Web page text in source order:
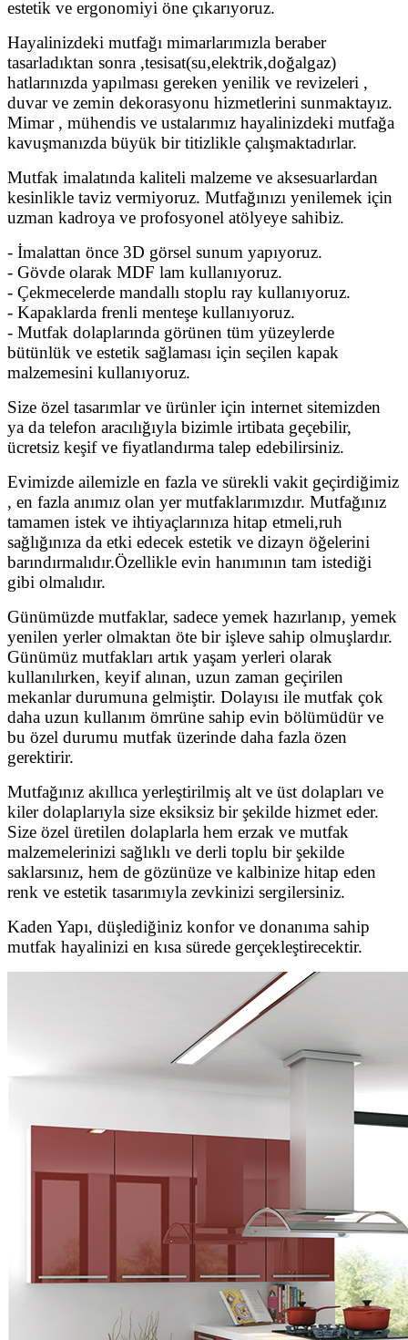
estetik ve ergonomiyi öne çıkarıyoruz.
Hayalinizdeki mutfağı mimarlarımızla beraber
tasarladıktan sonra ,tesisat(su,elektrik,doğalgaz)
hatlarınızda yapılması gereken yenilik ve revizeleri ,
duvar ve zemin dekorasyonu hizmetlerini sunmaktayız.
Mimar , mühendis ve ustalarımız hayalinizdeki mutfağa
kavuşmanızda büyük bir titizlikle çalışmaktadırlar.
Mutfak imalatında kaliteli malzeme ve aksesuarlardan
kesinlikle taviz vermiyoruz. Mutfağınızı yenilemek için
uzman kadroya ve profosyonel atölyeye sahibiz.
- İmalattan önce 3D görsel sunum yapıyoruz.
- Gövde olarak MDF lam kullanıyoruz.
- Çekmecelerde mandallı stoplu ray kullanıyoruz.
- Kapaklarda frenli menteşe kullanıyoruz.
- Mutfak dolaplarında görünen tüm yüzeylerde
bütünlük ve estetik sağlaması için seçilen kapak
malzemesini kullanıyoruz.
Size özel tasarımlar ve ürünler için internet sitemizden
ya da telefon aracılığıyla bizimle irtibata geçebilir,
ücretsiz keşif ve fiyatlandırma talep edebilirsiniz.
Evimizde ailemizle en fazla ve sürekli vakit geçirdiğimiz
, en fazla anımız olan yer mutfaklarımızdır. Mutfağınız
tamamen istek ve ihtiyaçlarınıza hitap etmeli,ruh
sağlığınıza da etki edecek estetik ve dizayn öğelerini
barındırmalıdır.Özellikle evin hanımının tam istediği
gibi olmalıdır.
Günümüzde mutfaklar, sadece yemek hazırlanıp, yemek
yenilen yerler olmaktan öte bir işleve sahip olmuşlardır.
Günümüz mutfakları artık yaşam yerleri olarak
kullanılırken, keyif alınan, uzun zaman geçirilen
mekanlar durumuna gelmiştir. Dolayısı ile mutfak çok
daha uzun kullanım ömrüne sahip evin bölümüdür ve
bu özel durumu mutfak üzerinde daha fazla özen
gerektirir.
Mutfağınız akıllıca yerleştirilmiş alt ve üst dolapları ve
kiler dolaplarıyla size eksiksiz bir şekilde hizmet eder.
Size özel üretilen dolaplarla hem erzak ve mutfak
malzemelerinizi sağlıklı ve derli toplu bir şekilde
saklarsınız, hem de gözünüze ve kalbinize hitap eden
renk ve estetik tasarımıyla zevkinizi sergilersiniz.
Kaden Yapı, düşlediğiniz konfor ve donanıma sahip
mutfak hayalinizi en kısa sürede gerçekleştirecektir.